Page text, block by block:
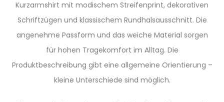
Kurzarmshirt mit modischem Streifenprint, dekorativen
Schriftzügen und klassischem Rundhalsausschnitt. Die
angenehme Passform und das weiche Material sorgen
für hohen Tragekomfort im Alltag. Die
Produktbeschreibung gibt eine allgemeine Orientierung –
kleine Unterschiede sind möglich.